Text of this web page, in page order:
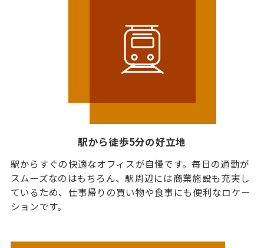
駅から徒歩5分の好立地
駅からすぐの快適なオフィスが自慢です。毎日の通勤が
スムーズなのはもちろん、駅周辺には商業施設も充実し
ているため、仕事帰りの買い物や食事にも便利なロケー
ションです。